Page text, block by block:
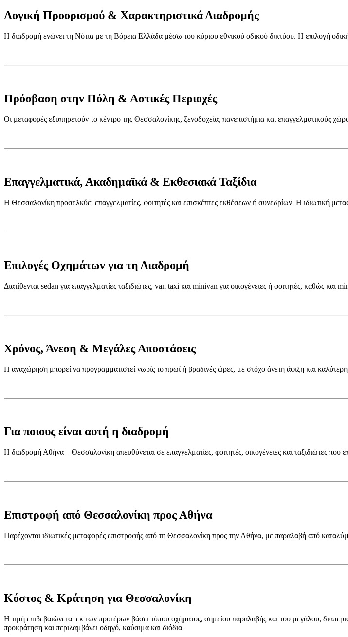
Λογική Προορισμού & Χαρακτηριστικά Διαδρομής
Η διαδρομή ενώνει τη Νότια με τη Βόρεια Ελλάδα μέσω του κύριου εθνικού οδικού δικτύου. Η επιλογή
Πρόσβαση στην Πόλη & Αστικές Περιοχές
Οι μεταφορές εξυπηρετούν το κέντρο της Θεσσαλονίκης, ξενοδοχεία, πανεπιστήμια και επαγγελματικούς
Επαγγελματικά, Ακαδημαϊκά & Εκθεσιακά Ταξίδια
Η Θεσσαλονίκη προσελκύει επαγγελματίες, φοιτητές και επισκέπτες εκθέσεων ή συνεδρίων. Η ιδιωτική
Επιλογές Οχημάτων για τη Διαδρομή
Διατίθενται sedan για επαγγελματίες ταξιδιώτες, van taxi και minivan για οικογένειες ή φοιτητές, καθώς και
Χρόνος, Άνεση & Μεγάλες Αποστάσεις
Η αναχώρηση μπορεί να προγραμματιστεί νωρίς το πρωί ή βραδινές ώρες, με στόχο άνετη άφιξη και καλύτερη
Για ποιους είναι αυτή η διαδρομή
Η διαδρομή Αθήνα – Θεσσαλονίκη απευθύνεται σε επαγγελματίες, φοιτητές, οικογένειες και ταξιδιώτες που
Επιστροφή από Θεσσαλονίκη προς Αθήνα
Παρέχονται ιδιωτικές μεταφορές επιστροφής από τη Θεσσαλονίκη προς την Αθήνα, με παραλαβή από
Κόστος & Κράτηση για Θεσσαλονίκη
Η τιμή επιβεβαιώνεται εκ των προτέρων βάσει τύπου οχήματος, σημείου παραλαβής και του μεγάλου,
προκράτηση και περιλαμβάνει οδηγό, καύσιμα και διόδια.